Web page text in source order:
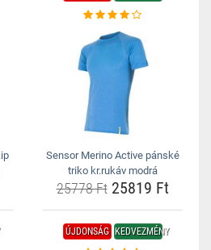
Sensor Merino Active pánské
triko kr.rukáv modrá
25778 Ft25819 Ft
ÚJDONSÁG KEDVEZMÉNY